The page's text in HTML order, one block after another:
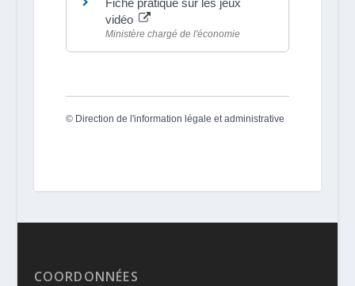
Fiche pratique sur les jeux
vidéo
Ministère chargé de l'économie
© Direction de l'information légale et administrative
COORDONNÉES